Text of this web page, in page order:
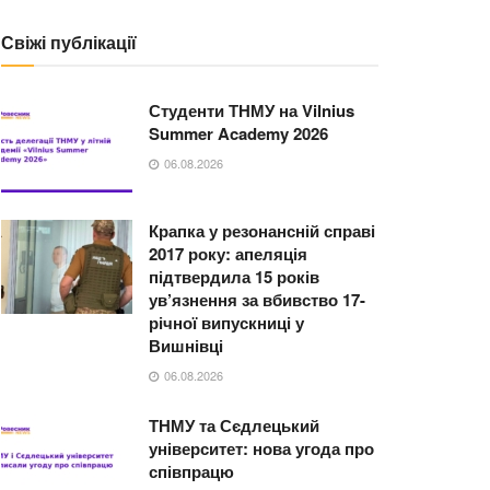
Свіжі публікації
Студенти ТНМУ на Vilnius
Summer Academy 2026
06.08.2026
Крапка у резонансній справі
2017 року: апеляція
підтвердила 15 років
ув’язнення за вбивство 17-
річної випускниці у
Вишнівці
06.08.2026
ТНМУ та Сєдлецький
університет: нова угода про
співпрацю